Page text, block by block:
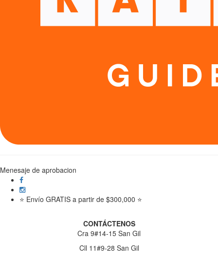
Menesaje de aprobacion
⭐ Envío GRATIS a partir de $300,000 ⭐
CONTÁCTENOS
Cra 9#14-15 San Gil
Cll 11#9-28 San Gil